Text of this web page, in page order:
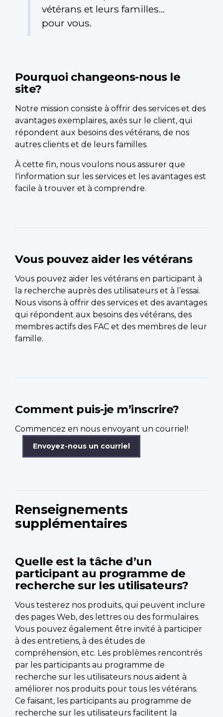
vétérans et leurs familles…
pour vous.
Pourquoi changeons-nous le
site?
Notre mission consiste à offrir des services et des
avantages exemplaires, axés sur le client, qui
répondent aux besoins des vétérans, de nos
autres clients et de leurs familles.
À cette fin, nous voulons nous assurer que
l'information sur les services et les avantages est
facile à trouver et à comprendre.
Vous pouvez aider les vétérans
Vous pouvez aider les vétérans en participant à
la recherche auprès des utilisateurs et à l’essai.
Nous visons à offrir des services et des avantages
qui répondent aux besoins des vétérans, des
membres actifs des FAC et des membres de leur
famille.
Comment puis-je m’inscrire?
Commencez en nous envoyant un courriel!
Envoyez-nous un courriel
Renseignements
supplémentaires
Quelle est la tâche d’un
participant au programme de
recherche sur les utilisateurs?
Vous testerez nos produits, qui peuvent inclure
des pages Web, des lettres ou des formulaires.
Vous pouvez également être invité à participer
à des entretiens, à des études de
compréhension, etc. Les problèmes rencontrés
par les participants au programme de
recherche sur les utilisateurs nous aident à
améliorer nos produits pour tous les vétérans.
Ce faisant, les participants au programme de
recherche sur les utilisateurs facilitent la